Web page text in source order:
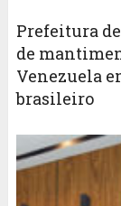
Prefeitura
de
Venezuela
brasileiro